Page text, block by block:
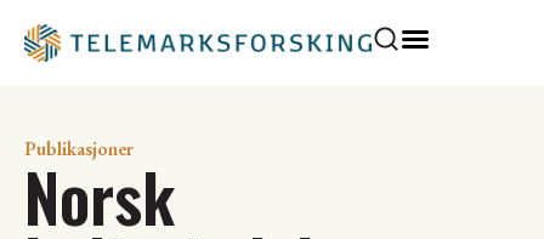
Publikasjoner
Norsk